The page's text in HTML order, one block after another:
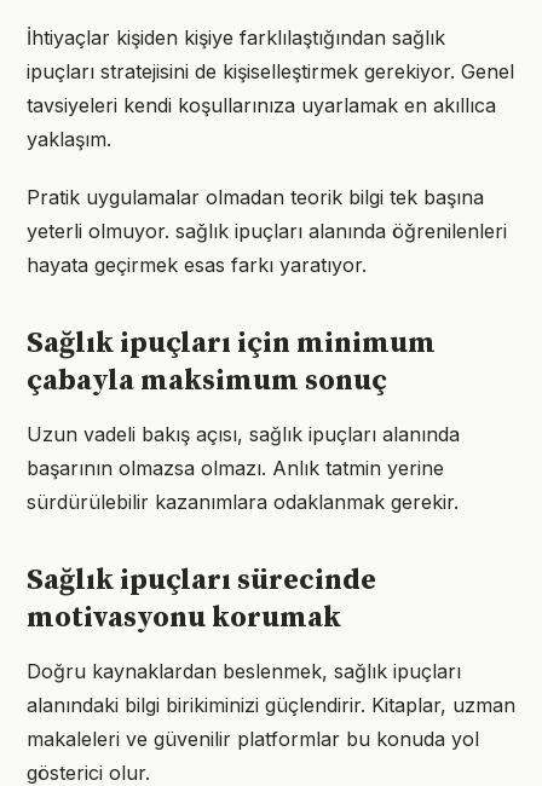
İhtiyaçlar kişiden kişiye farklılaştığından sağlık
ipuçları stratejisini de kişiselleştirmek gerekiyor. Genel
tavsiyeleri kendi koşullarınıza uyarlamak en akıllıca
yaklaşım.
Pratik uygulamalar olmadan teorik bilgi tek başına
yeterli olmuyor. sağlık ipuçları alanında öğrenilenleri
hayata geçirmek esas farkı yaratıyor.
Sağlık ipuçları için minimum
çabayla maksimum sonuç
Uzun vadeli bakış açısı, sağlık ipuçları alanında
başarının olmazsa olmazı. Anlık tatmin yerine
sürdürülebilir kazanımlara odaklanmak gerekir.
Sağlık ipuçları sürecinde
motivasyonu korumak
Doğru kaynaklardan beslenmek, sağlık ipuçları
alanındaki bilgi birikiminizi güçlendirir. Kitaplar, uzman
makaleleri ve güvenilir platformlar bu konuda yol
gösterici olur.